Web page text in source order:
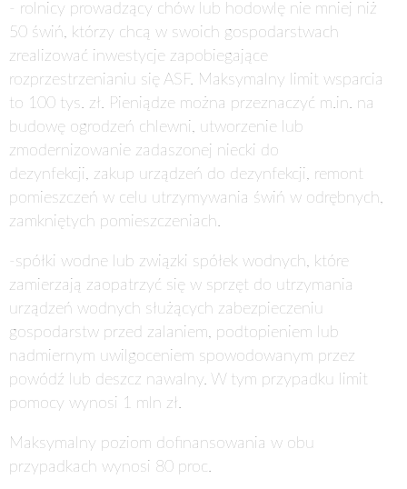
- rolnicy prowadzący chów lub hodowlę nie mniej niż
50 świń, którzy chcą w swoich gospodarstwach
zrealizować inwestycje zapobiegające
rozprzestrzenianiu się ASF. Maksymalny limit wsparcia
to 100 tys. zł. Pieniądze można przeznaczyć m.in. na
budowę ogrodzeń chlewni, utworzenie lub
zmodernizowanie zadaszonej niecki do
dezynfekcji, zakup urządzeń do dezynfekcji, remont
pomieszczeń w celu utrzymywania świń w odrębnych,
zamkniętych pomieszczeniach.
-spółki wodne lub związki spółek wodnych, które
zamierzają zaopatrzyć się w sprzęt do utrzymania
urządzeń wodnych służących zabezpieczeniu
gospodarstw przed zalaniem, podtopieniem lub
nadmiernym uwilgoceniem spowodowanym przez
powódź lub deszcz nawalny. W tym przypadku limit
pomocy wynosi 1 mln zł.
Maksymalny poziom dofinansowania w obu
przypadkach wynosi 80 proc.